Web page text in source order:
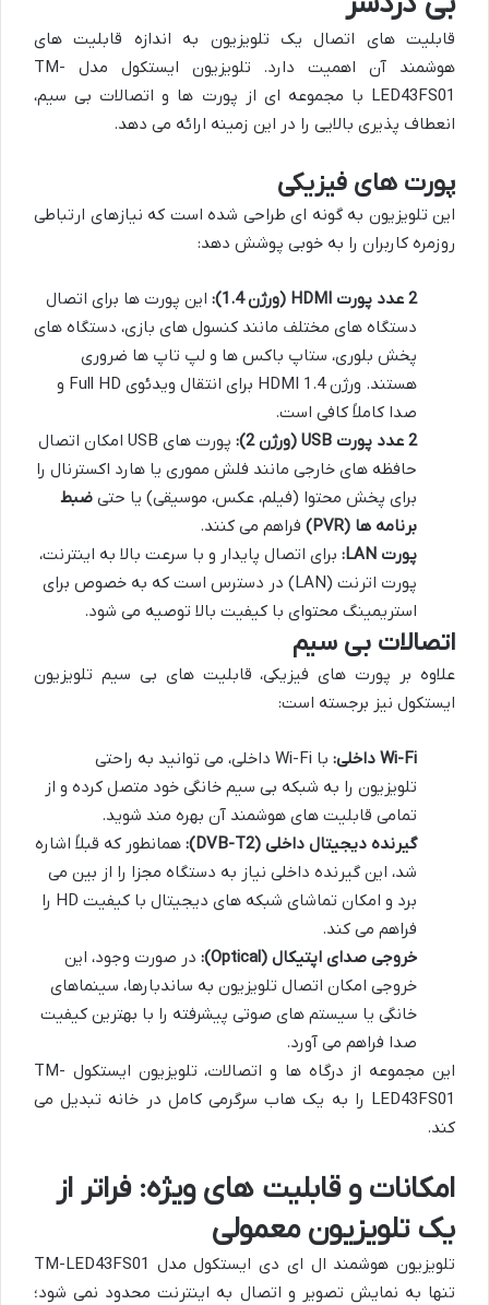
قابلیت های اتصال یک تلویزیون به اندازه قابلیت های
هوشمند آن اهمیت دارد. تلویزیون ایستکول مدل TM-
LED43FS01 با مجموعه ای از پورت ها و اتصالات بی سیم،
انعطاف پذیری بالایی را در این زمینه ارائه می دهد.
پورت های فیزیکی
این تلویزیون به گونه ای طراحی شده است که نیازهای ارتباطی
روزمره کاربران را به خوبی پوشش دهد:
2 عدد پورت HDMI (ورژن 1.4):
این پورت ها برای اتصال
دستگاه های مختلف مانند کنسول های بازی، دستگاه های
پخش بلوری، ستاپ باکس ها و لپ تاپ ها ضروری
هستند. ورژن 1.4 HDMI برای انتقال ویدئوی Full HD و
صدا کاملاً کافی است.
2 عدد پورت USB (ورژن 2):
پورت های USB امکان اتصال
حافظه های خارجی مانند فلش مموری یا هارد اکسترنال را
برای پخش محتوا (فیلم، عکس، موسیقی) یا حتی ضبط
برنامه ها (PVR)
فراهم می کنند.
پورت LAN:
برای اتصال پایدار و با سرعت بالا به اینترنت،
پورت اترنت (LAN) در دسترس است که به خصوص برای
استریمینگ محتوای با کیفیت بالا توصیه می شود.
اتصالات بی سیم
علاوه بر پورت های فیزیکی، قابلیت های بی سیم تلویزیون
ایستکول نیز برجسته است:
Wi-Fi داخلی:
با Wi-Fi داخلی، می توانید به راحتی
تلویزیون را به شبکه بی سیم خانگی خود متصل کرده و از
تمامی قابلیت های هوشمند آن بهره مند شوید.
گیرنده دیجیتال داخلی (DVB-T2):
همانطور که قبلاً اشاره
شد، این گیرنده داخلی نیاز به دستگاه مجزا را از بین می
برد و امکان تماشای شبکه های دیجیتال با کیفیت HD را
فراهم می کند.
خروجی صدای اپتیکال (Optical):
در صورت وجود، این
خروجی امکان اتصال تلویزیون به ساندبارها، سینماهای
خانگی یا سیستم های صوتی پیشرفته را با بهترین کیفیت
صدا فراهم می آورد.
این مجموعه از درگاه ها و اتصالات، تلویزیون ایستکول TM-
LED43FS01 را به یک هاب سرگرمی کامل در خانه تبدیل می
کند.
امکانات و قابلیت های ویژه: فراتر از
یک تلویزیون معمولی
تلویزیون هوشمند ال ای دی ایستکول مدل TM-LED43FS01
تنها به نمایش تصویر و اتصال به اینترنت محدود نمی شود؛